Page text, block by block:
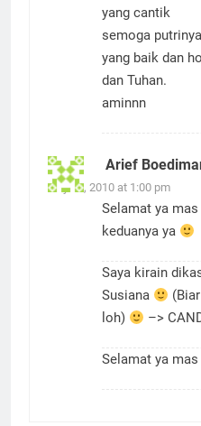
yang cantik
semoga
yang baik dan
dan Tuhan.
aminnn
Arief
July 22, 2010 at 1:00 pm
Selamat ya
keduanya ya
Saya kirain
Susiana
loh)
–>
Selamat ya mas